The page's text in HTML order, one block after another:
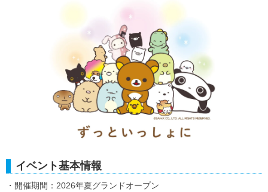
イベント基本情報
・開催期間：2026年夏グランドオープン